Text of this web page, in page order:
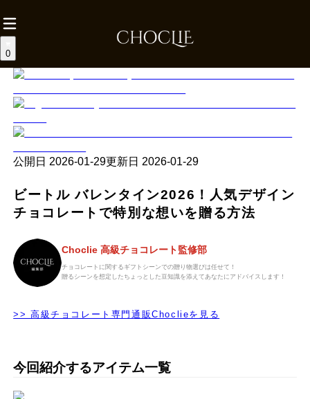
0
公開日 2026-01-29更新日 2026-01-29
ビートル バレンタイン2026！人気デザイン
チョコレートで特別な想いを贈る方法
Choclie 高級チョコレート監修部
チョコレートに関するギフトシーンでの贈り物選びは任せて！
贈るシーンを想定したちょっとした豆知識を添えてあなたにアドバイスします！
>> 高級チョコレート専門通販Choclieを見る
今回紹介するアイテム一覧